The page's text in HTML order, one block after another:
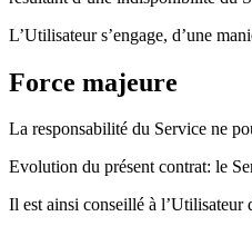
L’Utilisateur s’engage, d’une
Force majeure
La responsabilité du Service ne
Evolution du présent contrat: le
Il est ainsi conseillé à l’Utilisateur